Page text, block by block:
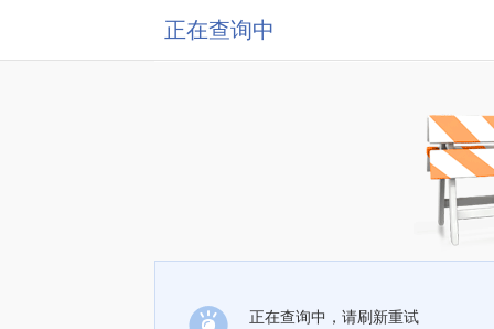
正在查询中
正在查询中，请刷新重试